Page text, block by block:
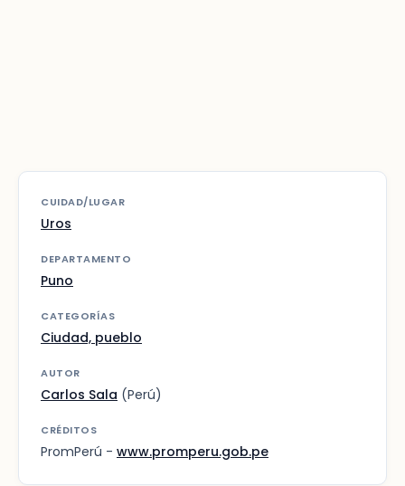
CUIDAD/LUGAR
Uros
DEPARTAMENTO
Puno
CATEGORÍAS
Ciudad, pueblo
AUTOR
Carlos Sala (Perú)
CRÉDITOS
PromPerú - www.promperu.gob.pe